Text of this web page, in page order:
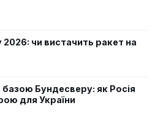
чи вистачить ракет на
Бундесверу: як Росія
для України